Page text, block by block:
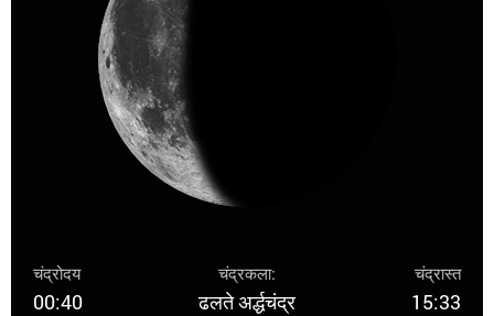
चंद्रोदय
00:40
चंद्रकला:
ढलते अर्द्धचंद्र
चंद्रास्त
15:33